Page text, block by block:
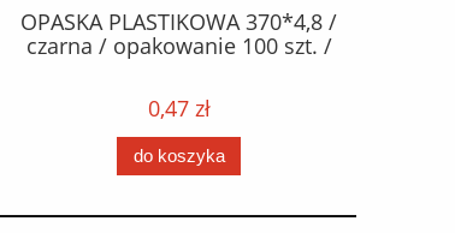
OPASKA PLASTIKOWA 370*4,8 /
czarna / opakowanie 100 szt. /
0,47 zł
do koszyka